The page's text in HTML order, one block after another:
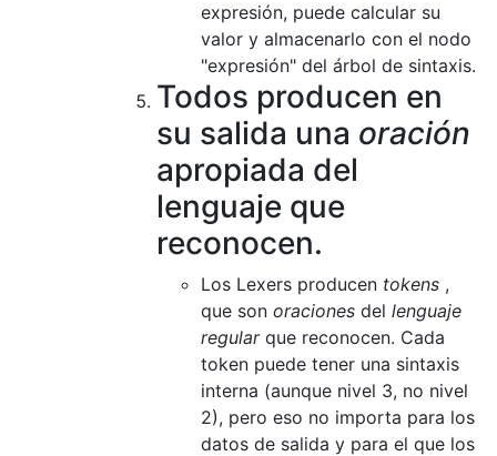
expresión, puede calcular su
valor y almacenarlo con el nodo
"expresión" del árbol de sintaxis.
Todos producen en
su salida una oración
apropiada del
lenguaje que
reconocen.
Los Lexers producen tokens ,
que son oraciones del lenguaje
regularque reconocen. Cada
token puede tener una sintaxis
interna (aunque nivel 3, no nivel
2), pero eso no importa para los
datos de salida y para el que los